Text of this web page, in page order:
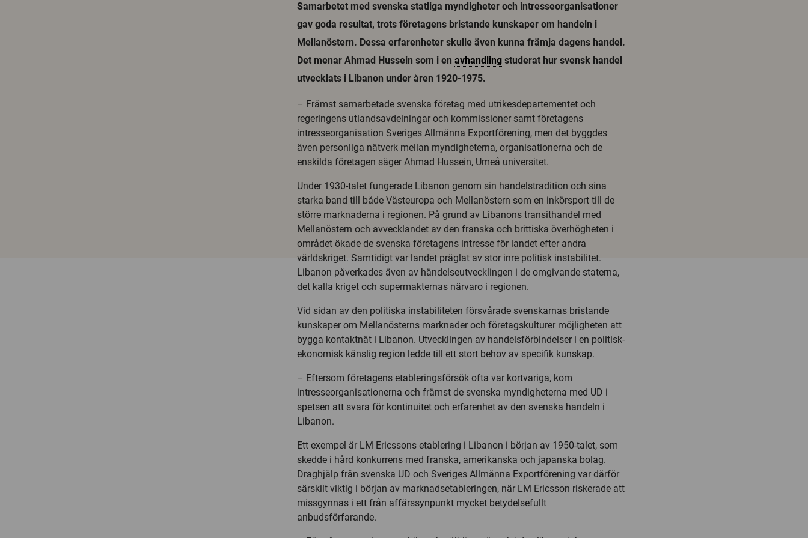
Samarbetet med svenska statliga myndigheter och intresseorganisationer
gav goda resultat, trots företagens bristande kunskaper om handeln i
Mellanöstern. Dessa erfarenheter skulle även kunna främja dagens handel.
Det menar Ahmad Hussein som i en avhandling studerat hur svensk handel
utvecklats i Libanon under åren 1920-1975.
– Främst samarbetade svenska företag med utrikesdepartementet och
regeringens utlandsavdelningar och kommissioner samt företagens
intresseorganisation Sveriges Allmänna Exportförening, men det byggdes
även personliga nätverk mellan myndigheterna, organisationerna och de
enskilda företagen säger Ahmad Hussein, Umeå universitet.
Under 1930-talet fungerade Libanon genom sin handelstradition och sina
starka band till både Västeuropa och Mellanöstern som en inkörsport till de
större marknaderna i regionen. På grund av Libanons transithandel med
Mellanöstern och avvecklandet av den franska och brittiska överhögheten i
området ökade de svenska företagens intresse för landet efter andra
världskriget. Samtidigt var landet präglat av stor inre politisk instabilitet.
Libanon påverkades även av händelseutvecklingen i de omgivande staterna,
det kalla kriget och supermakternas närvaro i regionen.
Vid sidan av den politiska instabiliteten försvårade svenskarnas bristande
kunskaper om Mellanösterns marknader och företagskulturer möjligheten att
bygga kontaktnät i Libanon. Utvecklingen av handelsförbindelser i en politisk-
ekonomisk känslig region ledde till ett stort behov av specifik kunskap.
– Eftersom företagens etableringsförsök ofta var kortvariga, kom
intresseorganisationerna och främst de svenska myndigheterna med UD i
spetsen att svara för kontinuitet och erfarenhet av den svenska handeln i
Libanon.
Ett exempel är LM Ericssons etablering i Libanon i början av 1950-talet, som
skedde i hård konkurrens med franska, amerikanska och japanska bolag.
Draghjälp från svenska UD och Sveriges Allmänna Exportförening var därför
särskilt viktig i början av marknadsetableringen, när LM Ericsson riskerade att
missgynnas i ett från affärssynpunkt mycket betydelsefullt
anbudsförfarande.